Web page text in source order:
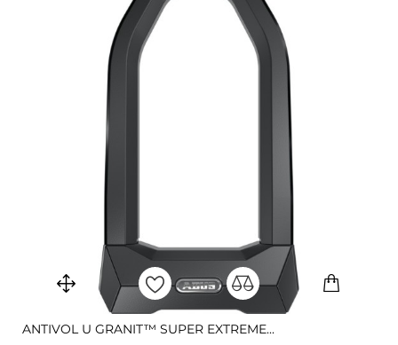
ANTIVOL U GRANIT™ SUPER EXTREME...